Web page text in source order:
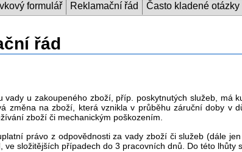
formulář Reklamační řád Často kladené otázky
řád
vady u zakoupeného zboží, příp. poskytnutých služeb, má
změna na zboží, která vznikla v průběhu záruční doby v
zboží či mechanickým poškozením.
právo z odpovědnosti za vady zboží či služeb (dále
ve složitějších případech do 3 pracovních dnů. Do této